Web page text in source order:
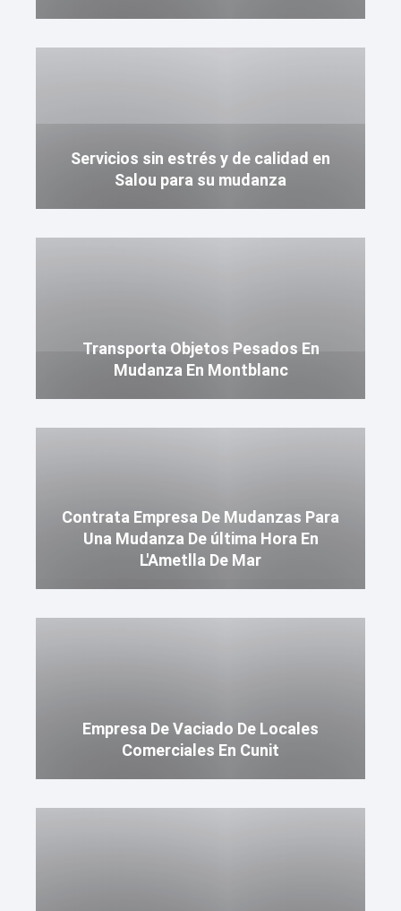
Servicios sin estrés y de calidad en
Salou para su mudanza
Transporta Objetos Pesados En
Mudanza En Montblanc
Contrata Empresa De Mudanzas Para
Una Mudanza De última Hora En
L'Ametlla De Mar
Empresa De Vaciado De Locales
Comerciales En Cunit